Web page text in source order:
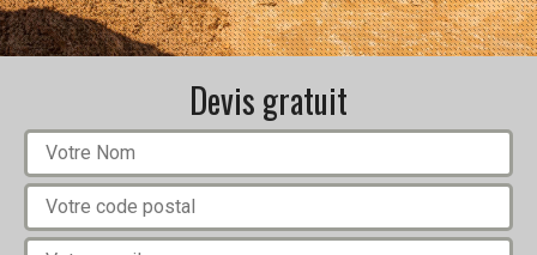
Devis gratuit